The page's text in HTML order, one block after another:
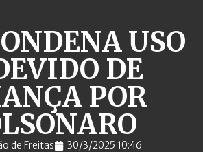
USO
DE
POR
de Freitas 30/3/2025 10:46